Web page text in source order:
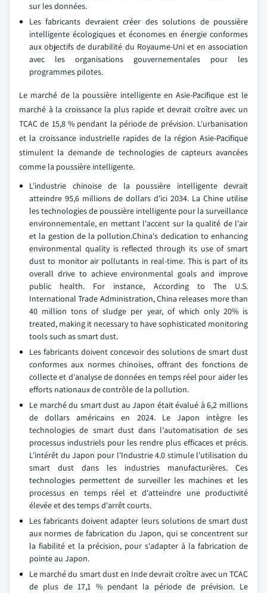
sur les données.
Les fabricants devraient créer des solutions de poussière
intelligente écologiques et économes en énergie conformes
aux objectifs de durabilité du Royaume-Uni et en association
avec les organisations gouvernementales pour les
programmes pilotes.
Le marché de la poussière intelligente en Asie-Pacifique est le
marché à la croissance la plus rapide et devrait croître avec un
TCAC de 15,8 % pendant la période de prévision. L'urbanisation
et la croissance industrielle rapides de la région Asie-Pacifique
stimulent la demande de technologies de capteurs avancées
comme la poussière intelligente.
L'industrie chinoise de la poussière intelligente devrait
atteindre 95,6 millions de dollars d'ici 2034. La Chine utilise
les technologies de poussière intelligente pour la surveillance
environnementale, en mettant l'accent sur la qualité de l'air
et la gestion de la pollution.China's dedication to enhancing
environmental quality is reflected through its use of smart
dust to monitor air pollutants in real-time. This is part of its
overall drive to achieve environmental goals and improve
public health. For instance, According to The U.S.
International Trade Administration, China releases more than
40 million tons of sludge per year, of which only 20% is
treated, making it necessary to have sophisticated monitoring
tools such as smart dust.
Les fabricants doivent concevoir des solutions de smart dust
conformes aux normes chinoises, offrant des fonctions de
collecte et d'analyse de données en temps réel pour aider les
efforts nationaux de contrôle de la pollution.
Le marché du smart dust au Japon était évalué à 6,2 millions
de dollars américains en 2024. Le Japon intègre les
technologies de smart dust dans l'automatisation de ses
processus industriels pour les rendre plus efficaces et précis.
L'intérêt du Japon pour l'Industrie 4.0 stimule l'utilisation du
smart dust dans les industries manufacturières. Ces
technologies permettent de surveiller les machines et les
processus en temps réel et d'atteindre une productivité
élevée et des temps d'arrêt courts.
Les fabricants doivent adapter leurs solutions de smart dust
aux normes de fabrication du Japon, qui se concentrent sur
la fiabilité et la précision, pour s'adapter à la fabrication de
pointe au Japon.
Le marché du smart dust en Inde devrait croître avec un TCAC
de plus de 17,1 % pendant la période de prévision. Le